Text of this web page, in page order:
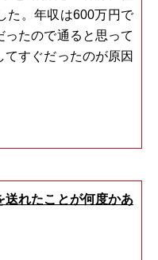
た。年収は600万円で
たので通ると思って
すぐだったのが原因
送れたことが何度かあ